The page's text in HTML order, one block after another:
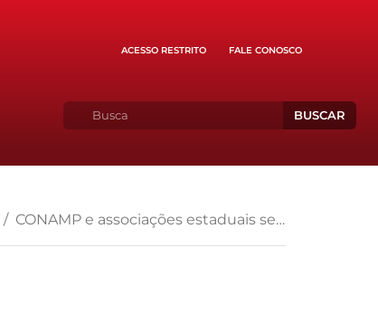
ACESSO RESTRITO FALE CONOSCO
BUSCAR
CONAMP e associações estaduais se reúnem com Voz do Cidadão e Anistia Internacional